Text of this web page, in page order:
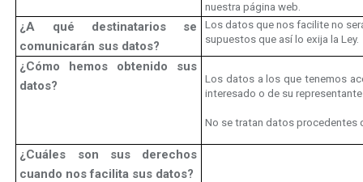
nuestra página web.
¿A qué destinatarios se
comunicarán sus datos?
Los datos que nos facilite no
supuestos que así lo exija la Ley.
¿Cómo hemos obtenido sus
datos?
Los datos a los que tenemos
interesado o de su
No se tratan datos procedentes
¿Cuáles son sus derechos
cuando nos facilita sus datos?